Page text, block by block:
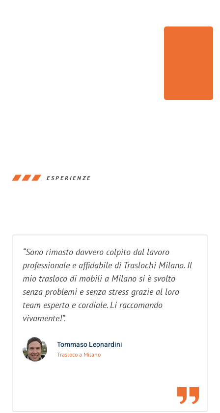
ESPERIENZE
“Sono rimasto davvero colpito dal lavoro
professionale e affidabile di Traslochi Milano. Il
mio trasloco di mobili a Milano si è svolto
senza problemi e senza stress grazie al loro
team esperto e cordiale. Li raccomando
vivamente!”.
Tommaso Leonardini
Trasloco a Milano